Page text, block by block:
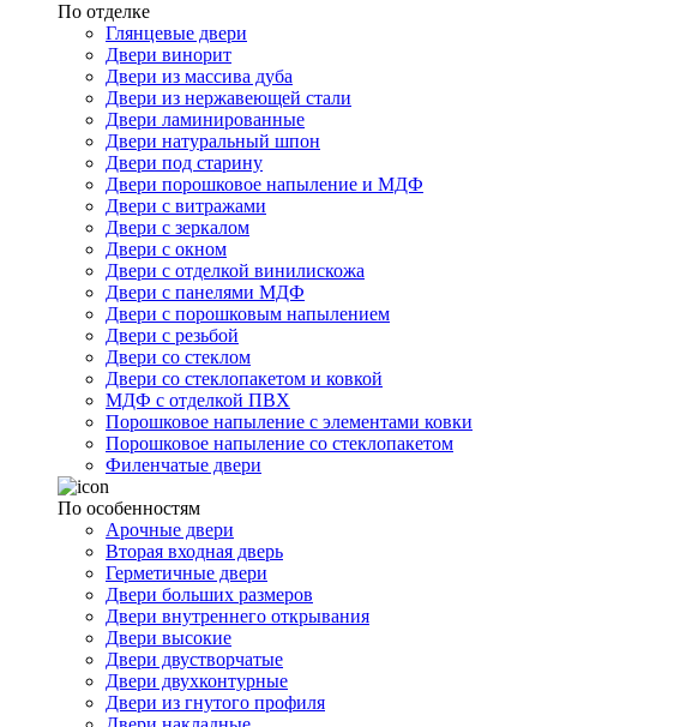
По отделке
Глянцевые двери
Двери винорит
Двери из массива дуба
Двери из нержавеющей стали
Двери ламинированные
Двери натуральный шпон
Двери под старину
Двери порошковое напыление и МДФ
Двери с витражами
Двери с зеркалом
Двери с окном
Двери с отделкой винилискожа
Двери с панелями МДФ
Двери с порошковым напылением
Двери с резьбой
Двери со стеклом
Двери со стеклопакетом и ковкой
МДФ с отделкой ПВХ
Порошковое напыление с элементами ковки
Порошковое напыление со стеклопакетом
Филенчатые двери
По особенностям
Арочные двери
Вторая входная дверь
Герметичные двери
Двери больших размеров
Двери внутреннего открывания
Двери высокие
Двери двустворчатые
Двери двухконтурные
Двери из гнутого профиля